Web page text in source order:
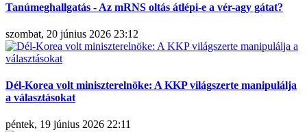
Tanúmeghallgatás - Az mRNS oltás átlépi-e a vér-agy gátat?
szombat, 20 június 2026 23:12
Dél-Korea volt miniszterelnöke: A KKP világszerte manipulálja
a választásokat
péntek, 19 június 2026 22:11